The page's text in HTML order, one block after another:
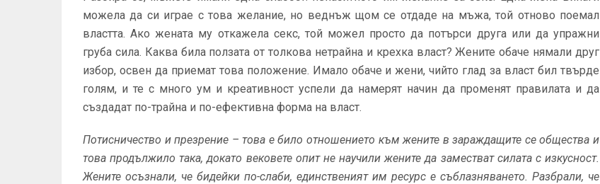
можела да си играе с това желание, но веднъж щом се отдаде на мъжа, той отново поемал
властта. Ако жената му откажела секс, той можел просто да потърси друга или да упражни
груба сила. Каква била ползата от толкова нетрайна и крехка власт? Жените обаче нямали друг
избор, освен да приемат това положение. Имало обаче и жени, чийто глад за власт бил твърде
голям, и те с много ум и креативност успели да намерят начин да променят правилата и да
създадат по-трайна и по-ефективна форма на власт.
Потисничество и презрение – това е било отношението към жените в зараждащите се общества и
това продължило така, докато вековете опит не научили жените да заместват силата с изкусност.
Жените осъзнали, че бидейки по-слаби, единственият им ресурс е съблазняването. Разбрали, че